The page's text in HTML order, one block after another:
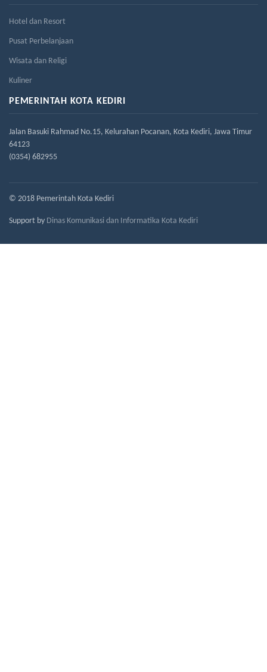
Hotel dan Resort
Pusat Perbelanjaan
Wisata dan Religi
Kuliner
PEMERINTAH KOTA KEDIRI
Jalan Basuki Rahmad No.15, Kelurahan Pocanan, Kota Kediri, Jawa Timur
64123
(0354) 682955
© 2018 Pemerintah Kota Kediri
Support by Dinas Komunikasi dan Informatika Kota Kediri